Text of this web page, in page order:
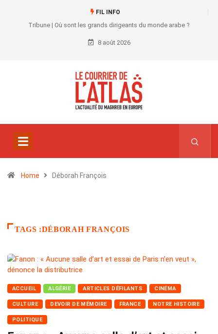
FIL INFO
Tribune | Où sont les grands dirigeants du monde arabe ?
8 août 2026
Home Déborah François
TAGS :DÉBORAH FRANÇOIS
ACCUEIL ALGÉRIE ARTICLES DÉFILANTS CINÉMA
CULTURE DEVOIR DE MÉMOIRE FRANCE NOTRE HISTOIRE
POLITIQUE